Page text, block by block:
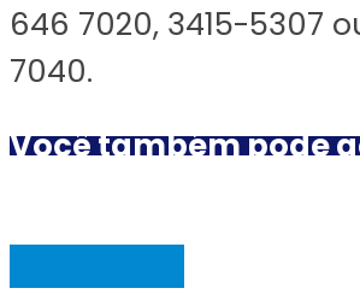
646 7020, 3415-5307
7040.
Você também pode